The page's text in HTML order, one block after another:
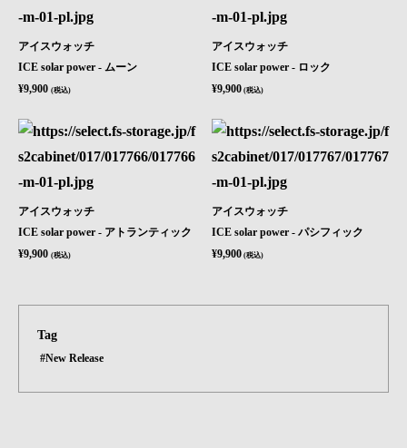
アイスウォッチ
ICE solar power - ムーン
¥9,900 (税込)
アイスウォッチ
ICE solar power - ロック
¥9,900 (税込)
アイスウォッチ
ICE solar power - アトランティック
¥9,900 (税込)
アイスウォッチ
ICE solar power - パシフィック
¥9,900 (税込)
Tag
#New Release